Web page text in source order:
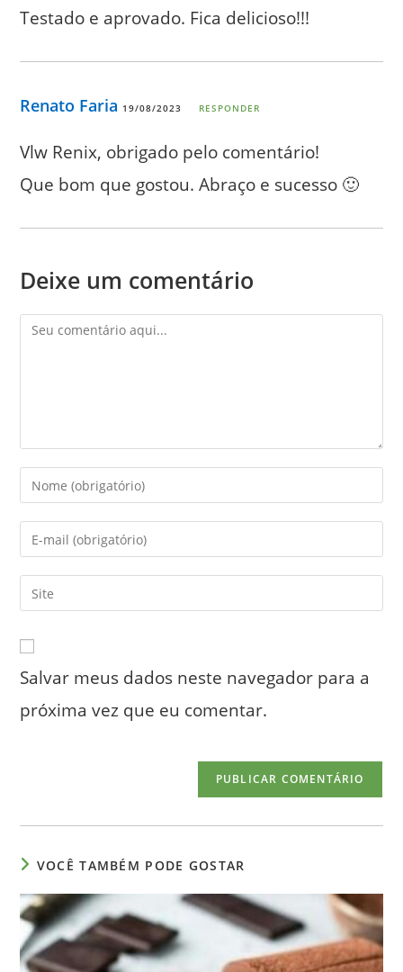
Testado e aprovado. Fica delicioso!!!
Renato Faria 19/08/2023 RESPONDER
Vlw Renix, obrigado pelo comentário!
Que bom que gostou. Abraço e sucesso 🙂
Deixe um comentário
Comentário
Digite
seu
nome
ou
nome
de
para
Digite
seu
endereço
de
mail
para
Digite
o
do
seu
(opcional)
Salvar meus dados neste navegador para a
próxima vez que eu comentar.
VOCÊ TAMBÉM PODE GOSTAR